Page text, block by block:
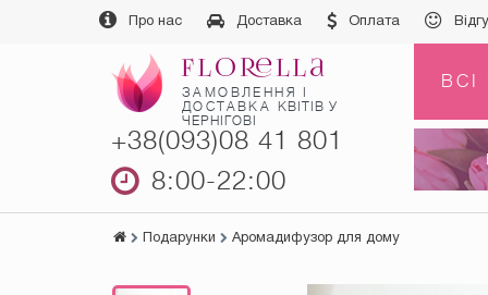
Про нас Доставка Оплата
ЗАМОВЛЕННЯ І
ДОСТАВКА КВІТІВ У
ЧЕРНІГОВІ
+38(093)08 41 801
8:00-22:00
Подарунки Аромадифузор для дому